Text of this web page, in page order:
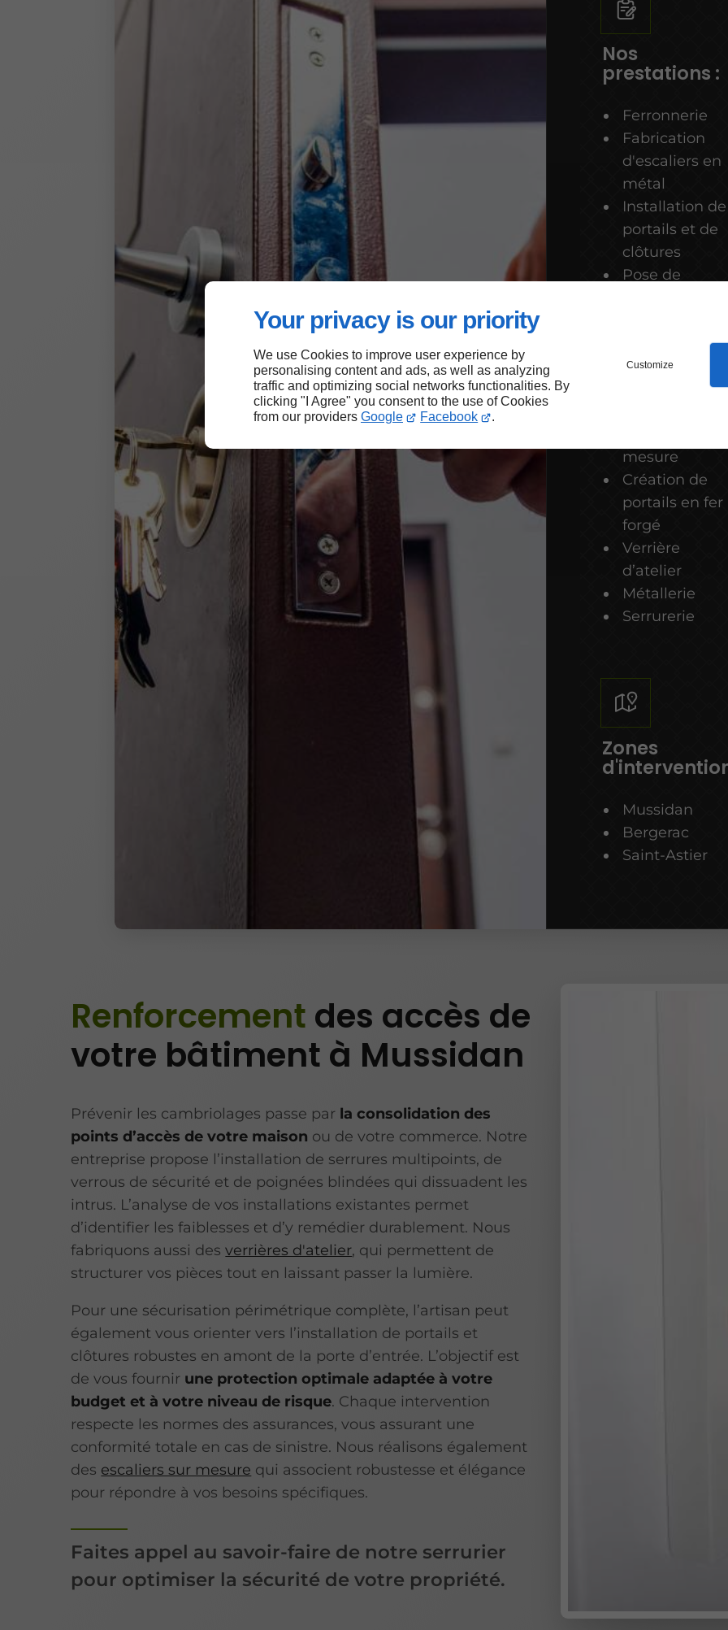
Your privacy is our priority
We use Cookies to improve user experience by
personalising content and ads, as well as analyzing
traffic and optimizing social networks functionalities. By
clicking "I Agree" you consent to the use of Cookies
from our providers Google Facebook .
Customize
Nos
prestations :
Ferronnerie
Fabrication
d'escaliers en
métal
Installation de
portails et de
clôtures
Pose de
Fabrication de
verrières
métalliques
mesure
Création de
portails en fer
forgé
Verrière
d’atelier
Métallerie
Serrurerie
Zones
Mussidan
Bergerac
Saint-Astier
Renforcement des accès de
votre bâtiment à Mussidan
Prévenir les cambriolages passe par la consolidation des
points d’accès de votre maison ou de votre commerce. Notre
entreprise propose l’installation de serrures multipoints, de
verrous de sécurité et de poignées blindées qui dissuadent les
intrus. L’analyse de vos installations existantes permet
d’identifier les faiblesses et d’y remédier durablement. Nous
fabriquons aussi desverrières d'atelier, qui permettent de
structurer vos pièces tout en laissant passer la lumière.
Pour une sécurisation périmétrique complète, l’artisan peut
également vous orienter vers l’installation de portails et
clôtures robustes en amont de la porte d’entrée. L’objectif est
de vous fournir une protection optimale adaptée à votre
budget et à votre niveau de risque. Chaque intervention
respecte les normes des assurances, vous assurant une
conformité totale en cas de sinistre. Nous réalisons également
des escaliers sur mesure qui associent robustesse et élégance
pour répondre à vos besoins spécifiques.
Faites appel au savoir-faire de notre serrurier
pour optimiser la sécurité de votre propriété.